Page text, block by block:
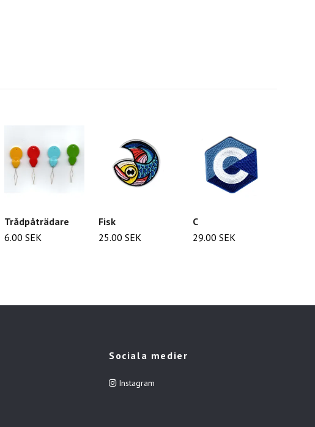
Trådpåträdare
6.00 SEK
Fisk
25.00 SEK
C
29.00 SEK
Sociala medier
Instagram